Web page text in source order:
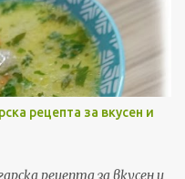
рецепта за вкусен и
рецепта за вкусен и